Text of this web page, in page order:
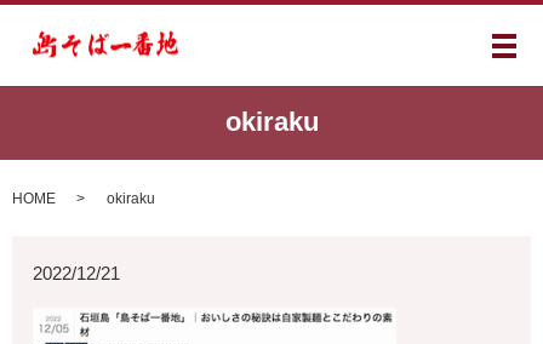
メ
okiraku
HOME okiraku
2022/12/21